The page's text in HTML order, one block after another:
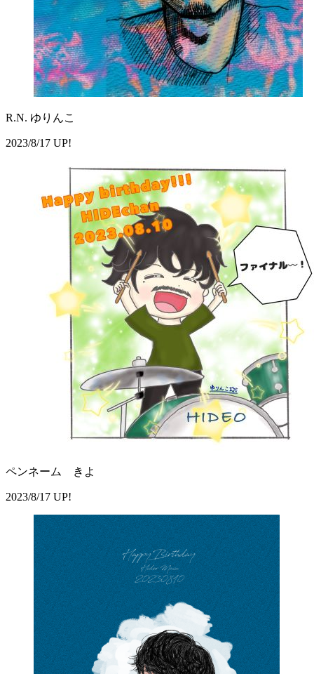
R.N. ゆりんこ
2023/8/17 UP!
ペンネーム きよ
2023/8/17 UP!